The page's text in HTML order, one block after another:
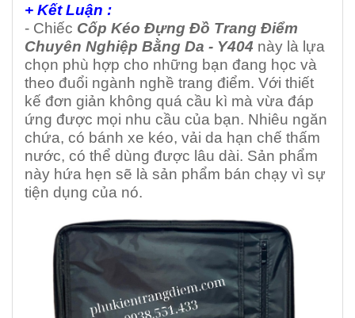
+ Kết Luận :
- Chiếc Cốp Kéo Đựng Đồ Trang Điểm
Chuyên Nghiệp Bằng Da - Y404 này là lựa
chọn phù hợp cho những bạn đang học và
theo đuổi ngành nghề trang điểm. Với thiết
kế đơn giản không quá cầu kì mà vừa đáp
ứng được mọi nhu cầu của bạn. Nhiêu ngăn
chứa, có bánh xe kéo, vải da hạn chế thấm
nước, có thể dùng được lâu dài. Sản phẩm
này hứa hẹn sẽ là sản phẩm bán chạy vì sự
tiện dụng của nó.